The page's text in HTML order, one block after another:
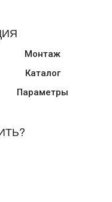
Монтаж
Каталог
Параметры